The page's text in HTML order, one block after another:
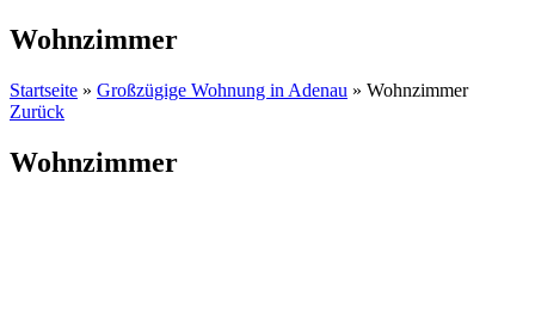
Wohnzimmer
Startseite » Großzügige Wohnung in Adenau » Wohnzimmer
Zurück
Wohnzimmer